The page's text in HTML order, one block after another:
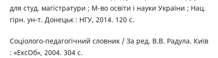
для студ. магістратури ; М-во освіти і науки України ; Нац.
гірн. ун-т. Донецьк : НГУ, 2014. 120 с.
Соціолого-педагогічний словник / За ред. В.В. Радула. Київ
: «ЕксОб», 2004. 304 с.